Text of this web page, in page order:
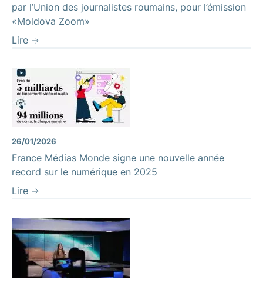
par l’Union des journalistes roumains, pour l’émission
«Moldova Zoom»
Lire
26/01/2026
France Médias Monde signe une nouvelle année
record sur le numérique en 2025
Lire